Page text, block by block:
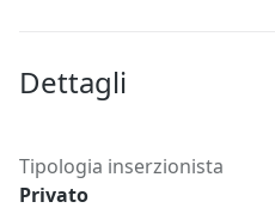
Dettagli
Tipologia inserzionista
Privato